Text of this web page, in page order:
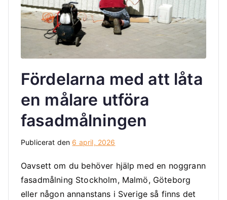
Fördelarna med att låta
en målare utföra
fasadmålningen
Publicerat den 6 april, 2026
Oavsett om du behöver hjälp med en noggrann
fasadmålning Stockholm, Malmö, Göteborg
eller någon annanstans i Sverige så finns det